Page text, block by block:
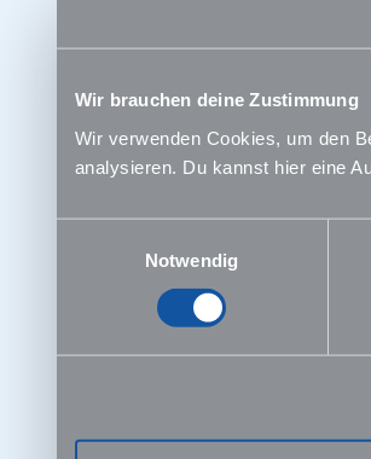
Wir brauchen deine Zustimmung
Wir verwenden Cookies, um den
analysieren. Du kannst hier eine
Notwendig